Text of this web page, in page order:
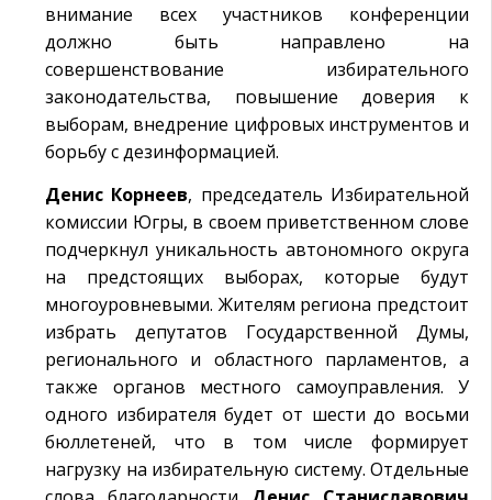
внимание всех участников конференции
должно быть направлено на
совершенствование избирательного
законодательства, повышение доверия к
выборам, внедрение цифровых инструментов и
борьбу с дезинформацией.
Денис Корнеев, председатель Избирательной
комиссии Югры, в своем приветственном слове
подчеркнул уникальность автономного округа
на предстоящих выборах, которые будут
многоуровневыми. Жителям региона предстоит
избрать депутатов Государственной Думы,
регионального и областного парламентов, а
также органов местного самоуправления. У
одного избирателя будет от шести до восьми
бюллетеней, что в том числе формирует
нагрузку на избирательную систему. Отдельные